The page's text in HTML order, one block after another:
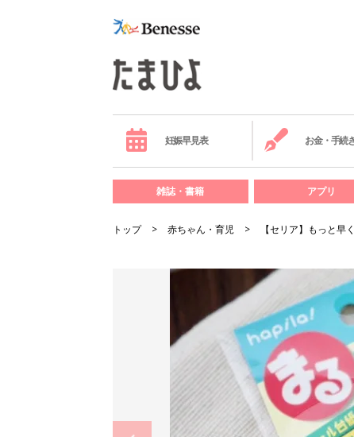
妊娠早見表 お金・手続
雑誌・書籍 アプリ
トップ 赤ちゃん・育児 【セリア】もっと早